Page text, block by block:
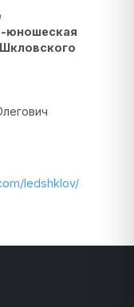
юношеская
ledshklov/